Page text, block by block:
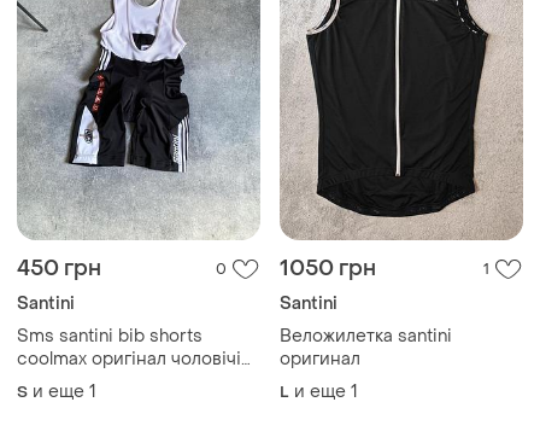
450 грн 0
Santini
Sms santini bib shorts
coolmax оригінал чоловічі
велошорти біби бібси вело
шорти форма комбінезон
S и еще 1
1050 грн 1
Santini
Веложилетка santini
оригинал
L и еще 1